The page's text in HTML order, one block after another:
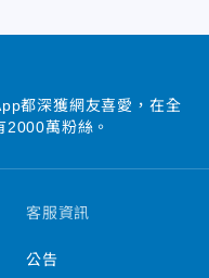
都深獲網友喜愛，在全
2000萬粉絲。
客服資訊
公告